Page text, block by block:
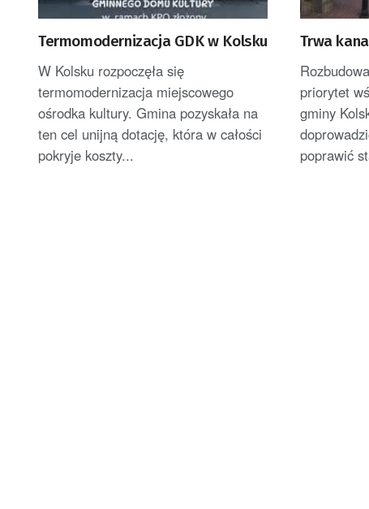
Termomodernizacja GDK w Kolsku
W Kolsku rozpoczęła się
termomodernizacja miejscowego
ośrodka kultury. Gmina pozyskała na
ten cel unijną dotację, która w całości
pokryje koszty...
Trwa
priorytet
gminy
poprawić